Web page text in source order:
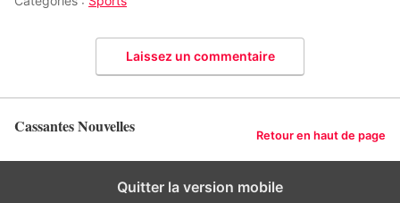
Laissez un commentaire
Cassantes Nouvelles Retour en haut de page
Quitter la version mobile